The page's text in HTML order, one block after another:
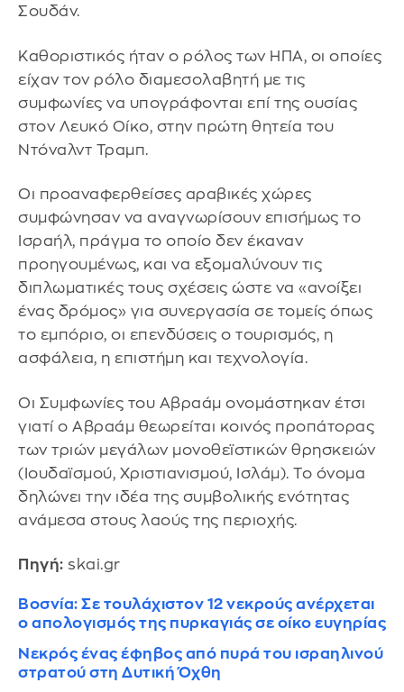
Σουδάν.
Καθοριστικός ήταν ο ρόλος των ΗΠΑ, οι οποίες
είχαν τον ρόλο διαμεσολαβητή με τις
συμφωνίες να υπογράφονται επί της ουσίας
στον Λευκό Οίκο, στην πρώτη θητεία του
Ντόναλντ Τραμπ.
Οι προαναφερθείσες αραβικές χώρες
συμφώνησαν να αναγνωρίσουν επισήμως το
Ισραήλ, πράγμα το οποίο δεν έκαναν
προηγουμένως, και να εξομαλύνουν τις
διπλωματικές τους σχέσεις ώστε να «ανοίξει
ένας δρόμος» για συνεργασία σε τομείς όπως
το εμπόριο, οι επενδύσεις ο τουρισμός, η
ασφάλεια, η επιστήμη και τεχνολογία.
Οι Συμφωνίες του Αβραάμ ονομάστηκαν έτσι
γιατί ο Αβραάμ θεωρείται κοινός προπάτορας
των τριών μεγάλων μονοθεϊστικών θρησκειών
(Ιουδαϊσμού, Χριστιανισμού, Ισλάμ). Το όνομα
δηλώνει την ιδέα της συμβολικής ενότητας
ανάμεσα στους λαούς της περιοχής.
Πηγή: skai.gr
Βοσνία: Σε τουλάχιστον 12 νεκρούς ανέρχεται
ο απολογισμός της πυρκαγιάς σε οίκο ευγηρίας
Νεκρός ένας έφηβος από πυρά του ισραηλινού
στρατού στη Δυτική Όχθη